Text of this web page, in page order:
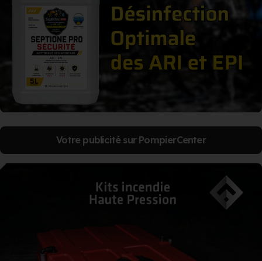
Votre publicité sur PompierCenter